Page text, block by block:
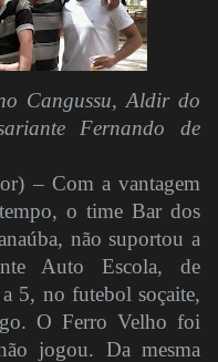
Cangussu, Aldir do
Fernando de
– Com a vantagem
o time Bar dos
não suportou a
Auto Escola, de
5, no futebol soçaite,
O Ferro Velho foi
jogou. Da mesma